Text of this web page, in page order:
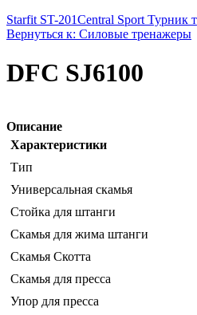
Starfit ST-201Central Sport Турник
Вернуться к: Силовые тренажеры
DFC SJ6100
Описание
Характеристики
Тип
Универсальная скамья
Стойка для штанги
Скамья для жима штанги
Скамья Скотта
Скамья для пресса
Упор для пресса